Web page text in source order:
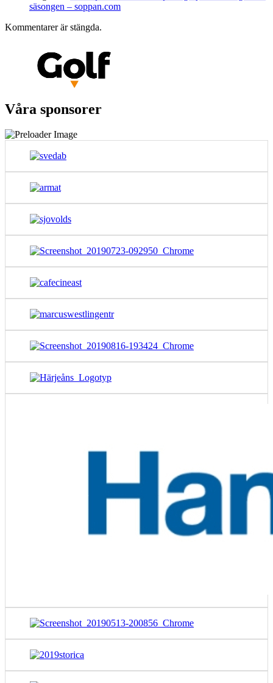
säsongen – soppan.com
Kommentarer är stängda.
Våra sponsorer